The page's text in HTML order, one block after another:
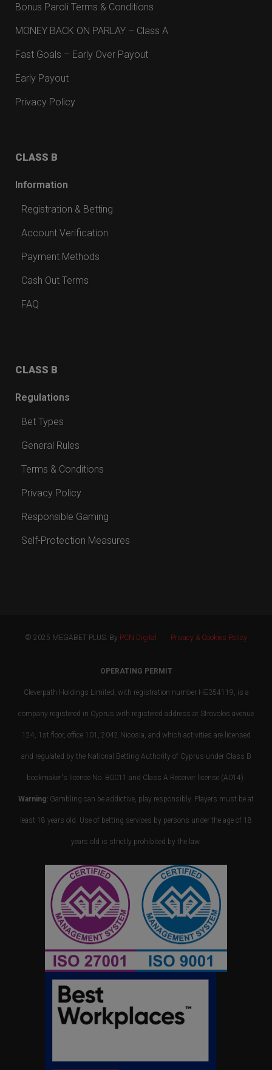
Bonus Paroli Terms & Conditions
MONEY BACK ON PARLAY – Class A
Fast Goals – Early Over Payout
Early Payout
Privacy Policy
CLASS B
Information
Registration & Betting
Account Verification
Payment Methods
Cash Out Terms
FAQ
CLASS B
Regulations
Bet Types
General Rules
Terms & Conditions
Privacy Policy
Responsible Gaming
Self-Protection Measures
© 2025 MEGABET PLUS. By PCN Digital Privacy & Cookies Policy
OPERATING PERMIT
Cleverpath Holdings Limited, with registration number HE354119, is a
company registered in Cyprus with registered address at Strovolos avenue
124, 1st floor, office 101, 2042 Nicosia, and which activities are licensed
and regulated by the National Betting Authority of Cyprus under Class B
bookmaker's licence No. B0011 and Class A Receiver license (A014).
Warning: Gambling can be addictive, play responsibly. Players must be at
least 18 years old. Use of betting services by persons under the age of 18
years old is strictly prohibited by the law.